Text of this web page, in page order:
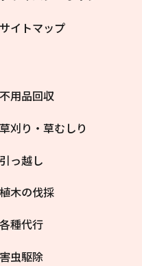
サイトマップ
不用品回収
草刈り・草むしり
引っ越し
植木の伐採
各種代行
害虫駆除